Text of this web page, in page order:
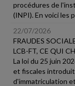
procédures de
(INPI). En voici les
22/07/2026
FRAUDES
LCB-FT, CE QUI
La loi du 25 juin
et fiscales
d'immatriculation